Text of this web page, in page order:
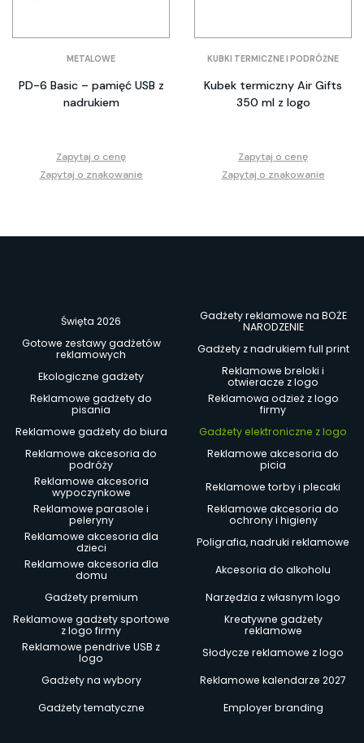
METALOWE
PD-6 Basic – pamięć USB z
nadrukiem
Zapytaj o cenę
Zapytaj o znakowanie
KUBKI TERMICZNE I PODRÓŻNE
Kubek termiczny Air Gifts
350 ml z logo
Zapytaj o cenę
Zapytaj o znakowanie
Święta 2026
Gadżety reklamowe na BOŻE
NARODZENIE
Gotowe zestawy gadżetów
reklamowych
Gadżety z nadrukiem full print
Ekologiczne gadżety
Reklamowe breloki i
otwieracze z logo
Reklamowe gadżety do
pisania
Reklamowa odzież z logo
firmy
Reklamowe gadżety do biura
Gadżety elektroniczne z logo
Reklamowe akcesoria do
podróży
Reklamowe akcesoria do
picia
Reklamowe akcesoria
wypoczynkowe
Reklamowe torby i plecaki
Reklamowe parasole i
peleryny
Reklamowe akcesoria do
ochrony i higieny
Reklamowe akcesoria dla
dzieci
Poligrafia, nadruki reklamowe
Reklamowe akcesoria dla
domu
Akcesoria do alkoholu
Gadżety premium
Narzędzia z własnym logo
Reklamowe gadżety sportowe
z logo firmy
Kreatywne gadżety
reklamowe
Reklamowe pendrive USB z
logo
Słodycze reklamowe z logo
Gadżety na wybory
Reklamowe kalendarze 2027
Gadżety tematyczne
Employer branding